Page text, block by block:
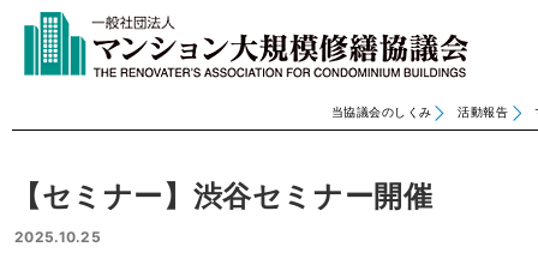
当協議会のしくみ 活動報告
【セミナー】渋谷セミナー開催
2025.10.25